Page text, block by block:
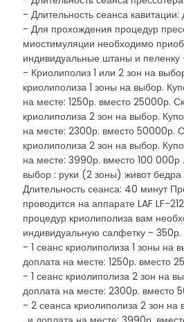
- Длительность сеанса
- Для прохождения процедур
миостимуляции необходимо
индивидуальные штаны и
- Криолиполиз 1 или 2 зон на
криолиполиза 1 зоны на выбор.
на месте: 1250р. вместо 25000р.
криолиполиза 2 зон на выбор.
на месте: 2300р. вместо 50000р.
криолиполиза 2 зон на выбор.
на месте: 3990р. вместо 100
выбор : руки (2 зоны) живот
Длительность сеанса: 40 минут
проводится на аппарате LAF LF-
процедур криолиполиза вам
индивидуальную салфетку - 350р.
- 1 сеанс криолиполиза 1 зоны на
доплата на месте: 1250р. вместо
- 1 сеанс криолиполиза 2 зон на
доплата на месте: 2300р. вместо
- 2 сеанса криолиполиза 2 зон на